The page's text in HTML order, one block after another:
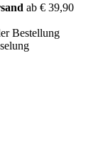
ab € 39,90
Bestellung